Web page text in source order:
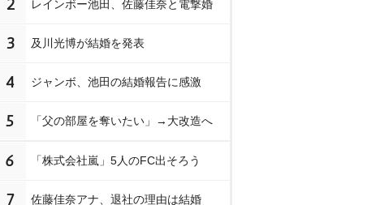
2 レインボー池田、佐藤佳奈と電撃婚
3 及川光博が結婚を発表
4 ジャンボ、池田の結婚報告に感激
5 「父の部屋を奪いたい」→大改造へ
6 「株式会社嵐」5人のFC出そろう
7 佐藤佳奈アナ、退社の理由は結婚